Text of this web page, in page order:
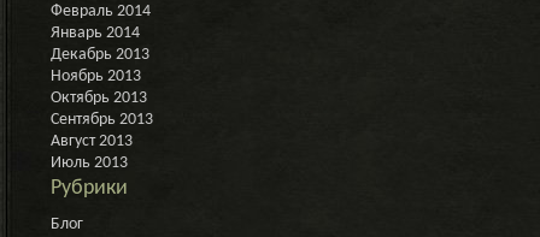
Февраль 2014
Январь 2014
Декабрь 2013
Ноябрь 2013
Октябрь 2013
Сентябрь 2013
Август 2013
Июль 2013
Рубрики
Блог